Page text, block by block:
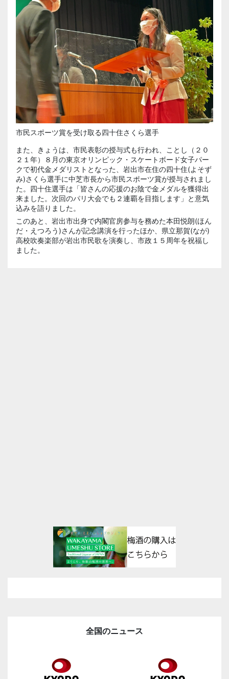
市民スポーツ賞を受け取る四十住さくら選手
また、きょうは、市民表彰の授与式も行われ、ことし（２０
２１年）８月の東京オリンピック・スケートボード女子パー
クで初代金メダリストとなった、岩出市在住の四十住(よそず
み)さくら選手に中芝市長から市民スポーツ賞が授与されまし
た。四十住選手は「皆さんの応援のお陰で金メダルを獲得出
来ました。次回のパリ大会でも２連覇を目指します」と意気
込みを語りました。
このあと、岩出市出身で内閣官房参与を務めた本田悦朗(ほん
だ・えつろう)さんが記念講演を行ったほか、県立那賀(なが)
高校吹奏楽部が岩出市民歌を演奏し、市政１５周年を祝福し
ました。
全国のニュース